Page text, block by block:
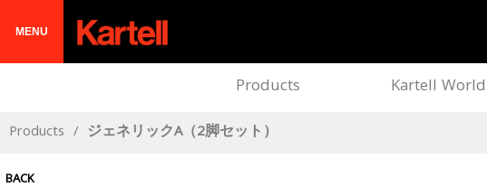
MENU
Products Kartell World
Products / ジェネリックA（2脚セット）
BACK